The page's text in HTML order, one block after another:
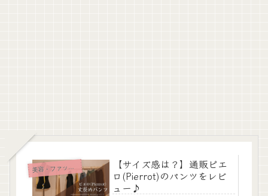
美
容・ファッション
【サイズ感は？】通販ピエ
ロ(Pierrot)のパンツをレビ
ュー♪